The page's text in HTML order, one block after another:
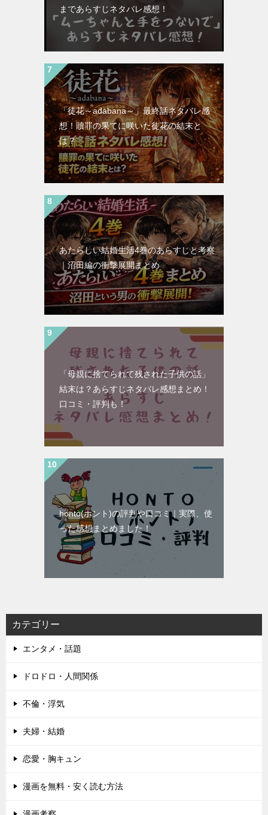
まであらすじネタバレ感想！
「徒花～adabana～」最終話ネタバレ感
想！贖罪の果てに咲いた徒花の結末と
は？
あたらしい結婚生活4巻のあらすじと考察
｜沼田編の衝撃展開まとめ
「母親に捨てられて残された子供の話」
結末は？あらすじネタバレ感想まとめ！
口コミ・評判も！
honto(ホント)の評判や口コミ｜実際、使
った感想まとめました！
カテゴリー
エンタメ・話題
ドロドロ・人間関係
不倫・浮気
夫婦・結婚
恋愛・胸キュン
漫画を無料・安く読む方法